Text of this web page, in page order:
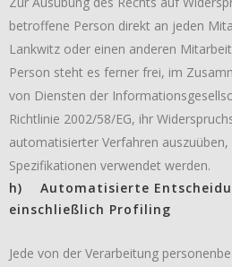
betroffene Person direkt an jeden
Lankwitz oder einen anderen
Person steht es ferner frei, im
von Diensten der
Richtlinie 2002/58/EG, ihr
automatisierter Verfahren
Spezifikationen verwendet werden.
h) Automatisierte
einschließlich Profiling
Jede von der Verarbeitung